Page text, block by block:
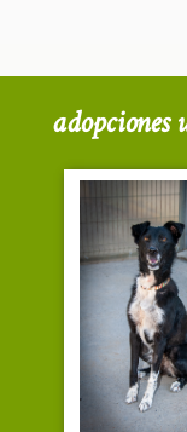
adopciones